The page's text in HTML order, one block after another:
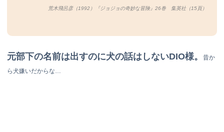
荒木飛呂彦（1992）『ジョジョの奇妙な冒険』26巻 集英社（15頁）
元部下の名前は出すのに犬の話はしないDIO様。
昔か
ら犬嫌いだからな…